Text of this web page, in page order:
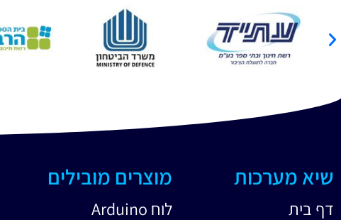
שיא מערכות
דף בית
מוצרים מובילים
לוח Arduino